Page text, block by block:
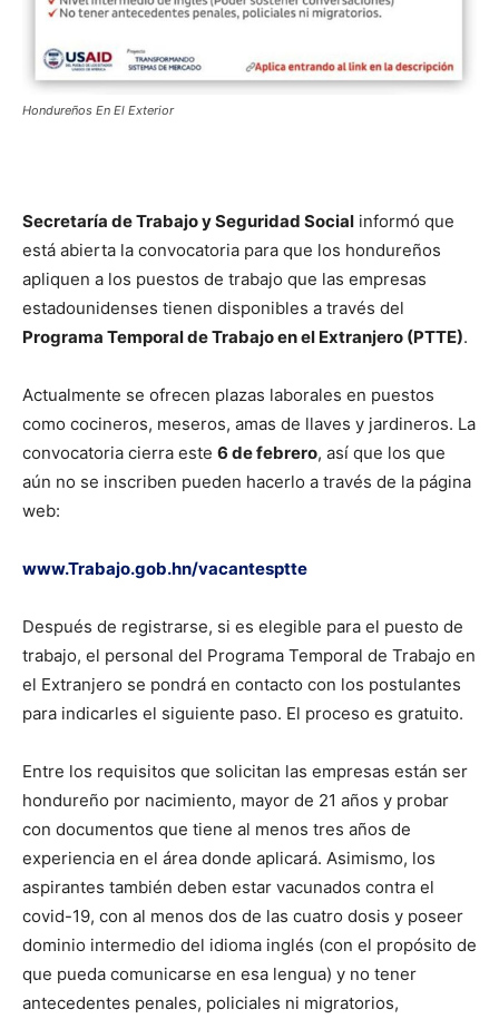
Hondureños En El Exterior
Secretaría de Trabajo y Seguridad Social informó que
está abierta la convocatoria para que los hondureños
apliquen a los puestos de trabajo que las empresas
estadounidenses tienen disponibles a través del
Programa Temporal de Trabajo en el Extranjero (PTTE).
Actualmente se ofrecen plazas laborales en puestos
como cocineros, meseros, amas de llaves y jardineros. La
convocatoria cierra este 6 de febrero, así que los que
aún no se inscriben pueden hacerlo a través de la página
web:
www.Trabajo.gob.hn/vacantesptte
Después de registrarse, si es elegible para el puesto de
trabajo, el personal del Programa Temporal de Trabajo en
el Extranjero se pondrá en contacto con los postulantes
para indicarles el siguiente paso. El proceso es gratuito.
Entre los requisitos que solicitan las empresas están ser
hondureño por nacimiento, mayor de 21 años y probar
con documentos que tiene al menos tres años de
experiencia en el área donde aplicará. Asimismo, los
aspirantes también deben estar vacunados contra el
covid-19, con al menos dos de las cuatro dosis y poseer
dominio intermedio del idioma inglés (con el propósito de
que pueda comunicarse en esa lengua) y no tener
antecedentes penales, policiales ni migratorios,